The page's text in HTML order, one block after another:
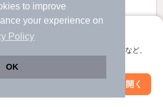
to improve
your experience on
Policy
OK
て、サクサクお部屋探し
使える。マップ検索やお気に入り保存など、
アプリを開く
絞り込み条件を変更